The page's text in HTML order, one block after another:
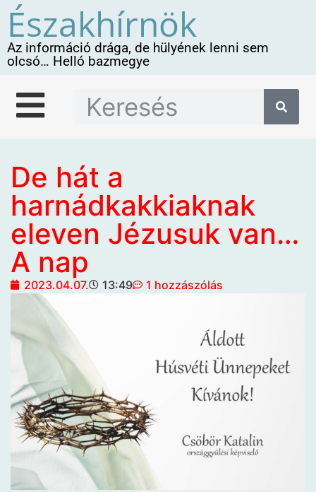
Északhírnök
Az információ drága, de hülyének lenni sem
olcsó… Helló bazmegye
De hát a
harnádkakkiaknak
eleven Jézusuk van…
A nap
2023.04.07. 13:49 1 hozzászólás